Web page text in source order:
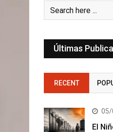
Últimas
RECENT
05/
El